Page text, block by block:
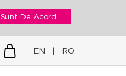
Sunt De Acord
EN | RO